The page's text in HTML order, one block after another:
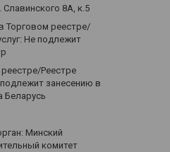
Славинского 8А, к.5
Торговом реестре/
Не подлежит
Реестре
занесению в
Беларусь
Минский
комитет